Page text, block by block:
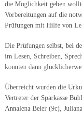
die Möglichkeit geben
Vorbereitungen auf die
Prüfungen mit Hilfe von
Die Prüfungen selbst, bei
im Lesen, Schreiben,
konnten dann
Überreicht wurden die
Vertreter der Sparkasse
Annalena Beier (9c),